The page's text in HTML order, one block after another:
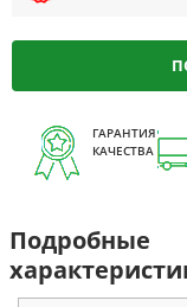
ГАРАНТИЯ
КАЧЕСТВА
Подробные